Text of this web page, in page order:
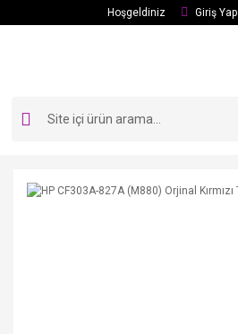
Hoşgeldiniz Giriş Yap